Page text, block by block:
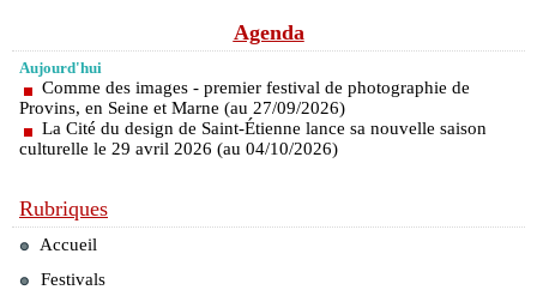
Agenda
Aujourd'hui
Comme des images - premier festival de photographie de
Provins, en Seine et Marne (au 27/09/2026)
La Cité du design de Saint-Étienne lance sa nouvelle saison
culturelle le 29 avril 2026 (au 04/10/2026)
Rubriques
Accueil
Festivals